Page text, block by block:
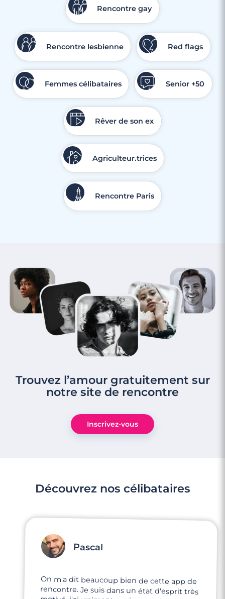
Rencontre gay
Rencontre lesbienne Red flags
Femmes célibataires Senior +50
Rêver de son ex
Agriculteur.trices
Rencontre Paris
Trouvez l’amour gratuitement sur
notre site de rencontre
Inscrivez-vous
Découvrez nos célibataires
Pascal
On m'a dit beaucoup bien de cette app de
rencontre. Je suis dans un état d'esprit très
motivé, j'ai vraiment envie rencontrer mon